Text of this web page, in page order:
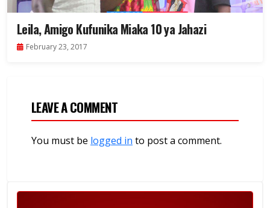
Leila, Amigo Kufunika Miaka 10 ya Jahazi
February 23, 2017
LEAVE A COMMENT
You must be logged in to post a comment.